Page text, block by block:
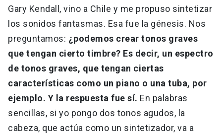
Gary Kendall, vino a Chile y me propuso sintetizar
los sonidos fantasmas. Esa fue la génesis. Nos
preguntamos: ¿podemos crear tonos graves
que tengan cierto timbre? Es decir, un espectro
de tonos graves, que tengan ciertas
características como un piano o una tuba, por
ejemplo. Y la respuesta fue sí. En palabras
sencillas, si yo pongo dos tonos agudos, la
cabeza, que actúa como un sintetizador, va a